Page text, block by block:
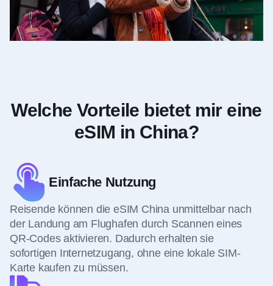
Welche Vorteile bietet mir eine
eSIM in China?
Einfache Nutzung
Reisende können die eSIM China unmittelbar nach
der Landung am Flughafen durch Scannen eines
QR-Codes aktivieren. Dadurch erhalten sie
sofortigen Internetzugang, ohne eine lokale SIM-
Karte kaufen zu müssen.